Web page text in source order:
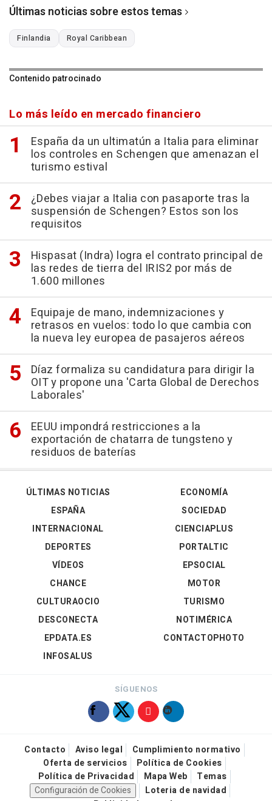
Últimas noticias sobre estos temas
Finlandia Royal Caribbean
Contenido patrocinado
Lo más leído en mercado financiero
España da un ultimatún a Italia para eliminar
los controles en Schengen que amenazan el
turismo estival
¿Debes viajar a Italia con pasaporte tras la
suspensión de Schengen? Estos son los
requisitos
Hispasat (Indra) logra el contrato principal de
las redes de tierra del IRIS2 por más de
1.600 millones
Equipaje de mano, indemnizaciones y
retrasos en vuelos: todo lo que cambia con
la nueva ley europea de pasajeros aéreos
Díaz formaliza su candidatura para dirigir la
OIT y propone una 'Carta Global de Derechos
Laborales'
EEUU impondrá restricciones a la
exportación de chatarra de tungsteno y
residuos de baterías
ÚLTIMAS NOTICIAS
ESPAÑA
INTERNACIONAL
DEPORTES
VÍDEOS
ECONOMÍA
SOCIEDAD
CIENCIAPLUS
PORTALTIC
EPSOCIAL
CHANCE
CULTURAOCIO
DESCONECTA
EPDATA.ES
INFOSALUS
MOTOR
TURISMO
NOTIMÉRICA
CONTACTOPHOTO
SÍGUENOS
Contacto Aviso legal
Cumplimiento normativo
Oferta de servicios
Política de Cookies
Política de Privacidad
Mapa Web
Temas
Configuración de Cookies
Loteria de navidad